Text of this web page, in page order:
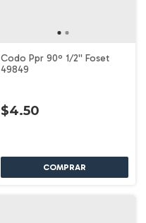
Codo Ppr 90º 1/2'' Foset
49849
$4.50